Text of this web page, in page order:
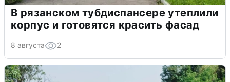
В рязанском тубдиспансере утеплили
корпус и готовятся красить фасад
8 августа 2